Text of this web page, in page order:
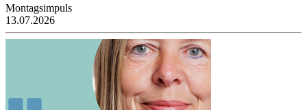
Montagsimpuls
13.07.2026